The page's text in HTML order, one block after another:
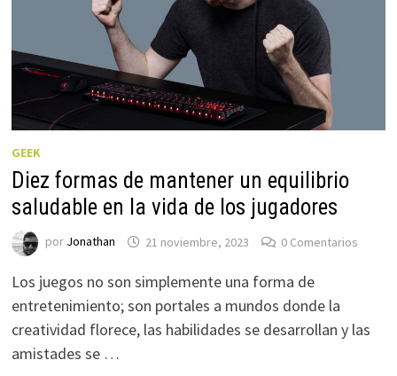
GEEK
Diez formas de mantener un equilibrio
saludable en la vida de los jugadores
por Jonathan 21 noviembre, 2023 0 Comentarios
Los juegos no son simplemente una forma de
entretenimiento; son portales a mundos donde la
creatividad florece, las habilidades se desarrollan y las
amistades se …